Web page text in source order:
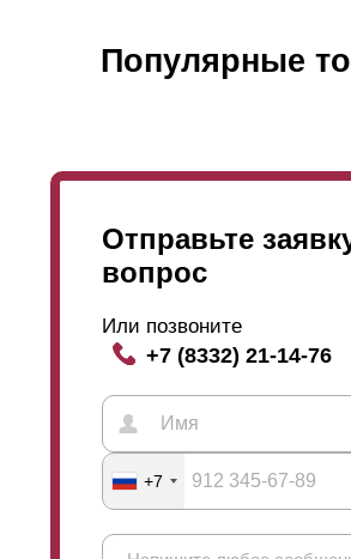
Популярные
Отправьте
вопрос
Или позвоните
+7 (8332) 21-14-76
+7